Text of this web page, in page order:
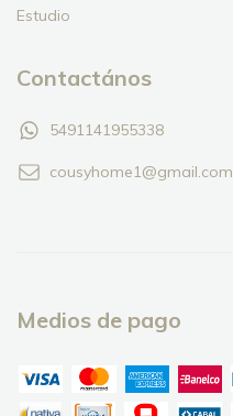
Estudio
Contactános
5491141955338
cousyhome1@gmail.com
Medios de pago